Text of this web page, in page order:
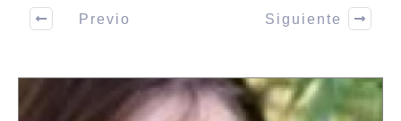
Previo Siguiente